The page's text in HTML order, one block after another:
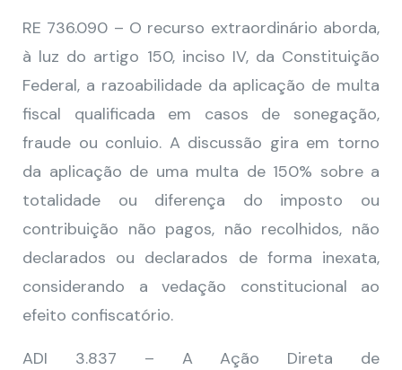
RE 736.090 – O recurso extraordinário aborda,
à luz do artigo 150, inciso IV, da Constituição
Federal, a razoabilidade da aplicação de multa
fiscal qualificada em casos de sonegação,
fraude ou conluio. A discussão gira em torno
da aplicação de uma multa de 150% sobre a
totalidade ou diferença do imposto ou
contribuição não pagos, não recolhidos, não
declarados ou declarados de forma inexata,
considerando a vedação constitucional ao
efeito confiscatório.
ADI 3.837 – A Ação Direta de